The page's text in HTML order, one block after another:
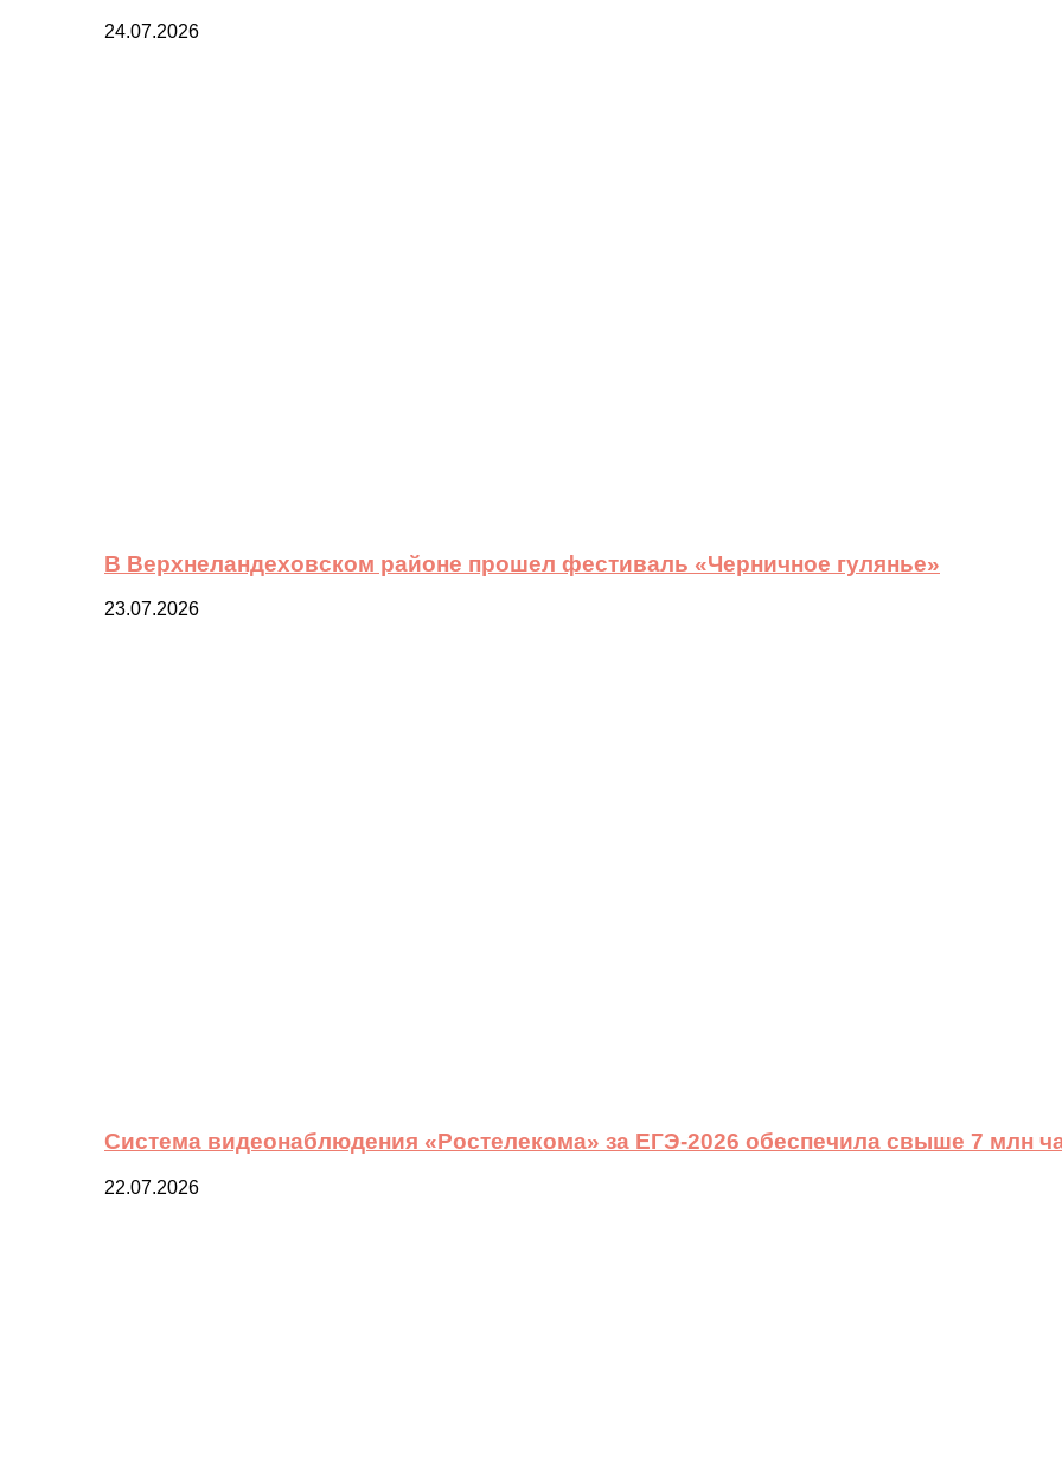
24.07.2026
В Верхнеландеховском районе прошел фестиваль «Черничное гулянье»
23.07.2026
Система видеонаблюдения «Ростелекома» за ЕГЭ-2026 обеспечила свыше 7 млн
22.07.2026